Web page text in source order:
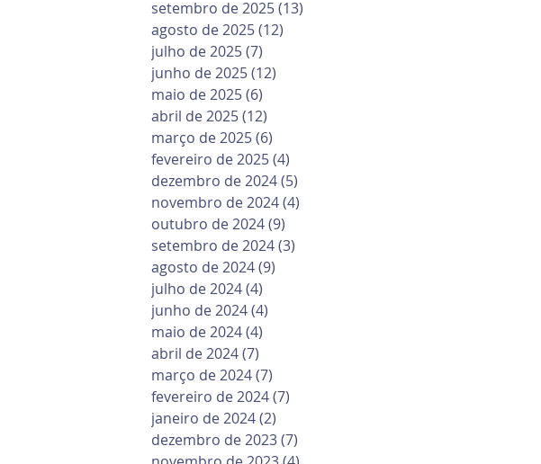
setembro de 2025(13)
agosto de 2025(12)
julho de 2025(7)
junho de 2025(12)
maio de 2025(6)
abril de 2025(12)
março de 2025(6)
fevereiro de 2025(4)
dezembro de 2024(5)
novembro de 2024(4)
outubro de 2024(9)
setembro de 2024(3)
agosto de 2024(9)
julho de 2024(4)
junho de 2024(4)
maio de 2024(4)
abril de 2024(7)
março de 2024(7)
fevereiro de 2024(7)
janeiro de 2024(2)
dezembro de 2023(7)